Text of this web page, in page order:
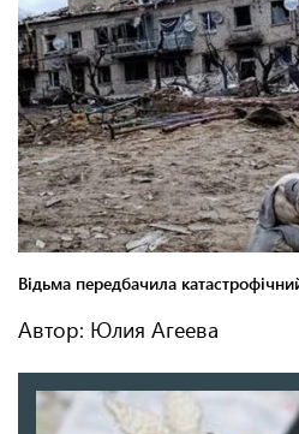
Автор: Юлия Агеева